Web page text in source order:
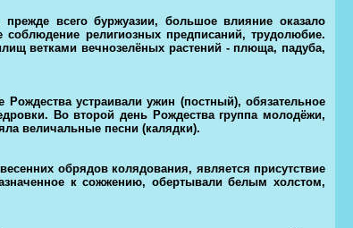
всего буржуазии, большое влияние оказало
соблюдение религиозных предписаний, трудолюбие.
ветками вечнозелёных растений - плюща, падуба,
устраивали ужин (постный), обязательное
Во второй день Рождества группа молодёжи,
величальные песни (калядки).
обрядов колядования, является присутствие
к сожжению, обертывали белым холстом,